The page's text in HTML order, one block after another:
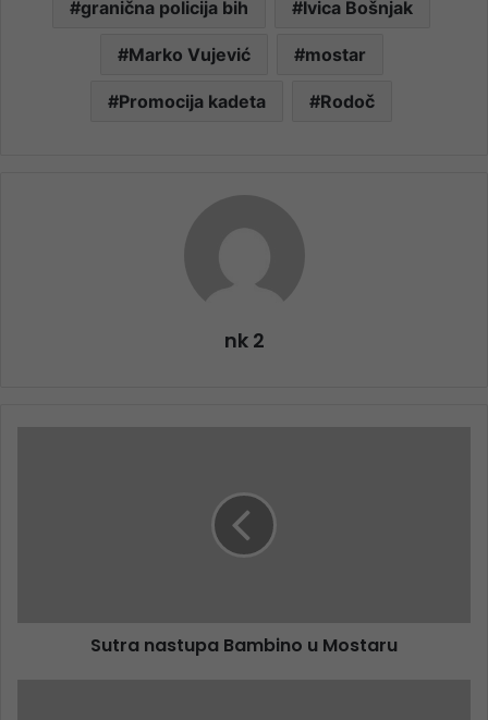
granična policija bih Ivica Bošnjak
Marko Vujević mostar
Promocija kadeta Rodoč
nk 2
Sutra nastupa Bambino u Mostaru